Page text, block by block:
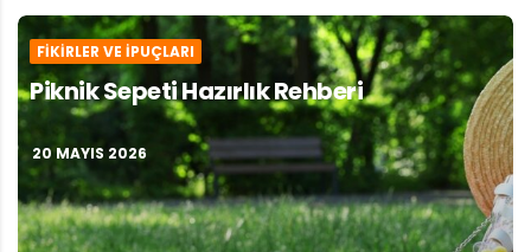
FIKIRLER VE İPUÇLARI
Piknik Sepeti Hazırlık Rehberi
20 MAYIS 2026